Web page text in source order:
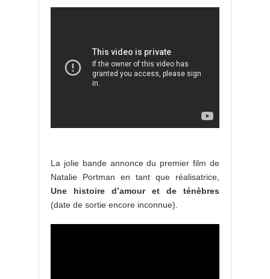
La jolie bande annonce du premier film de
Natalie Portman en tant que réalisatrice,
Une histoire d’amour et de ténèbres
(date de sortie encore inconnue).